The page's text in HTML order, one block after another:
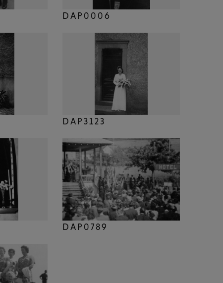
DAP0006
DAP3123
DAP0789